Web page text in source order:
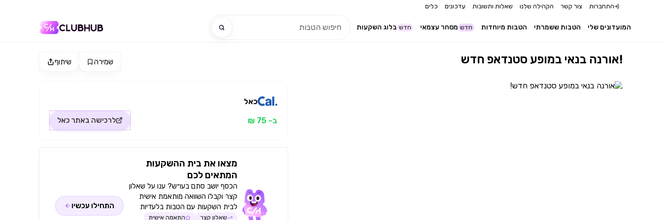
התחברות צור קשר הקהילה שלנו שאלות ותשובות עדכונים כלים
בלוג השקעות חדש מסחר עצמאי חדש הטבות מיוחדות הטבות ששמרתי המועדונים שלי
שיתוף שמירה אורנה בנאי במופע סטנדאפ חדש!
כאל
ב- 75 ₪ לרכישה באתר כאל
מצאו את בית ההשקעות
המתאים לכם
הכסף יושב סתם בעו״ש? ענו על שאלון
קצר וקבלו השוואה מותאמת אישית
לבית השקעות עם הטבות בלעדיות
שאלון קצר
התאמה אישית
התחילו עכשיו